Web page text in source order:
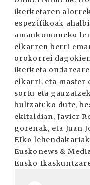
ikerketaren
espezifikoak
amankomuneko
elkarren berri
orokorrei
ikerketa
elkarri, eta master
sortu eta
bultzatuko dute,
ekitaldian, Javier
gorenak, eta Juan
EIko
Euskonews &
Eusko